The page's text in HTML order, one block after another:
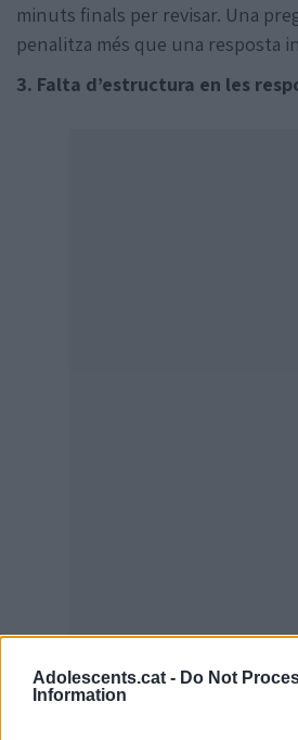
Adolescents.cat - Do Not
Information
minuts finals per revisar. Una
penalitza més que una resposta
3. Falta d’estructura en les